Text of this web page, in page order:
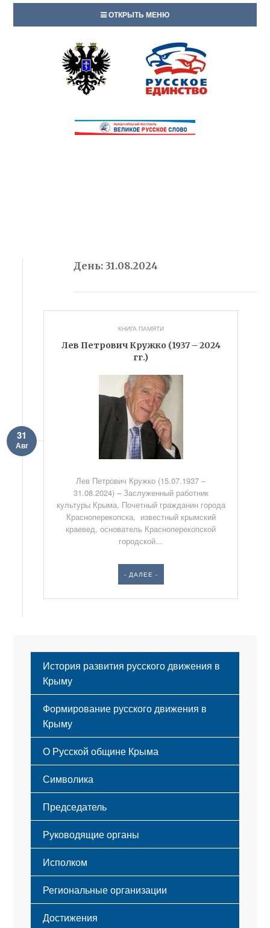
ОТКРЫТЬ МЕНЮ
День:31.08.2024
КНИГА ПАМЯТИ
Лев Петрович Кружко (1937 – 2024
гг.)
31
Авг
Лев Петрович Кружко (15.07.1937 –
31.08.2024) – Заслуженный работник
культуры Крыма, Почетный гражданин города
Красноперекопска, известный крымский
краевед, основатель Красноперекопской
городской...
- ДАЛЕЕ -
История развития русского движения в
Крыму
Формирование русского движения в
Крыму
Русский Крым
О Русской общине Крыма
Этапы становления
Принципы деятельности
Структура
Мероприятия
Символика
Флаг
Герб
Гимн
Председатель
Руководящие органы
Исполком
Региональные организации
Достижения